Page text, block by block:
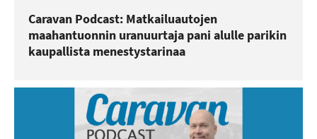
Caravan Podcast: Matkailuautojen
maahantuonnin uranuurtaja pani alulle parikin
kaupallista menestystarinaa